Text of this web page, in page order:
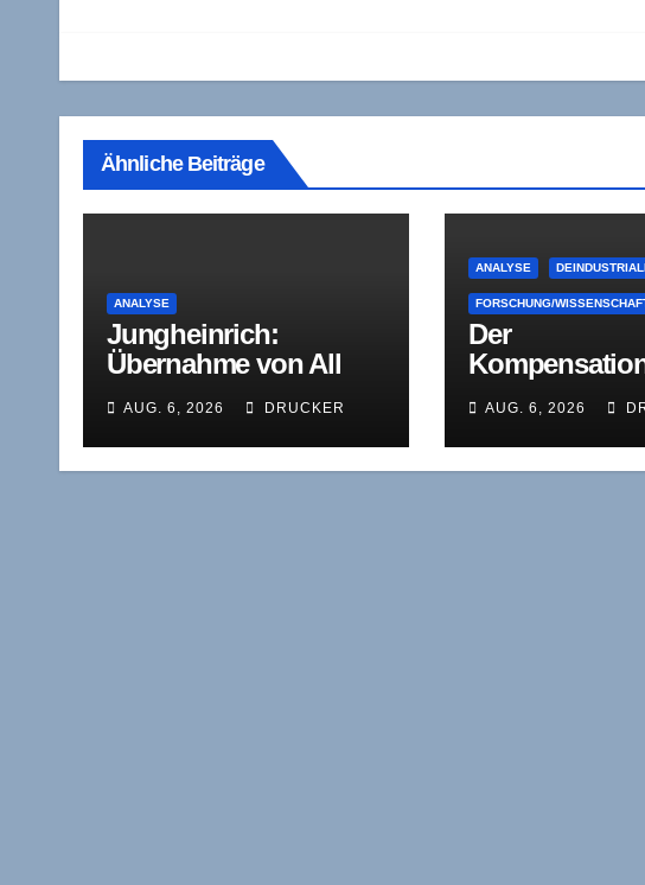
Ähnliche Beiträge
ANALYSE
Jungheinrich:
Übernahme von All
der Q1-Diagnose
AUG. 6, 2026 DRUCKER
ANALYSE
FORSCHUNG/
Der
mehr trägt.
zur deutschen
AUG. 6, 2026